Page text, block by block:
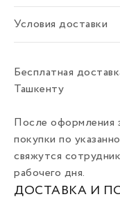
Условия доставки
Бесплатная
Ташкенту
После оформления
покупки по
свяжутся
рабочего дня.
ДОСТАВКА И